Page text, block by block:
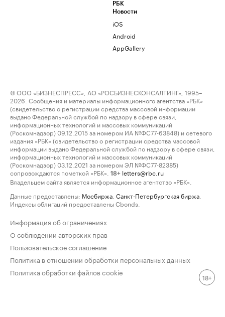
РБК
Новости
iOS
Android
AppGallery
© ООО «БИЗНЕСПРЕСС», АО «РОСБИЗНЕСКОНСАЛТИНГ», 1995–
2026. Сообщения и материалы информационного агентства «РБК»
(свидетельство о регистрации средства массовой информации
выдано Федеральной службой по надзору в сфере связи,
информационных технологий и массовых коммуникаций
(Роскомнадзор) 09.12.2015 за номером ИА №ФС77-63848) и сетевого
издания «РБК» (свидетельство о регистрации средства массовой
информации выдано Федеральной службой по надзору в сфере связи,
информационных технологий и массовых коммуникаций
(Роскомнадзор) 03.12.2021 за номером ЭЛ №ФС77-82385)
сопровождаются пометкой «РБК».
18+ letters@rbc.ru
Владельцем сайта является информационное агентство «РБК».
Данные предоставлены: Мосбиржа Санкт-Петербургская биржа
Индексы облигаций предоставлены Cbonds.
Информация об ограничениях
О соблюдении авторских прав
Пользовательское соглашение
Политика в отношении обработки персональных данных
Политика обработки файлов cookie
18+